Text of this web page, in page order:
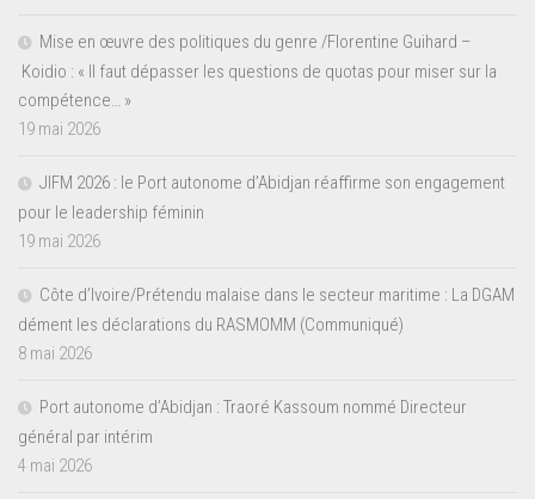
Mise en œuvre des politiques du genre /Florentine Guihard –
Koidio : « Il faut dépasser les questions de quotas pour miser sur la
compétence… »
19 mai 2026
JIFM 2026 : le Port autonome d’Abidjan réaffirme son engagement
pour le leadership féminin
19 mai 2026
Côte d’Ivoire/Prétendu malaise dans le secteur maritime : La DGAM
dément les déclarations du RASMOMM (Communiqué)
8 mai 2026
Port autonome d’Abidjan : Traoré Kassoum nommé Directeur
général par intérim
4 mai 2026